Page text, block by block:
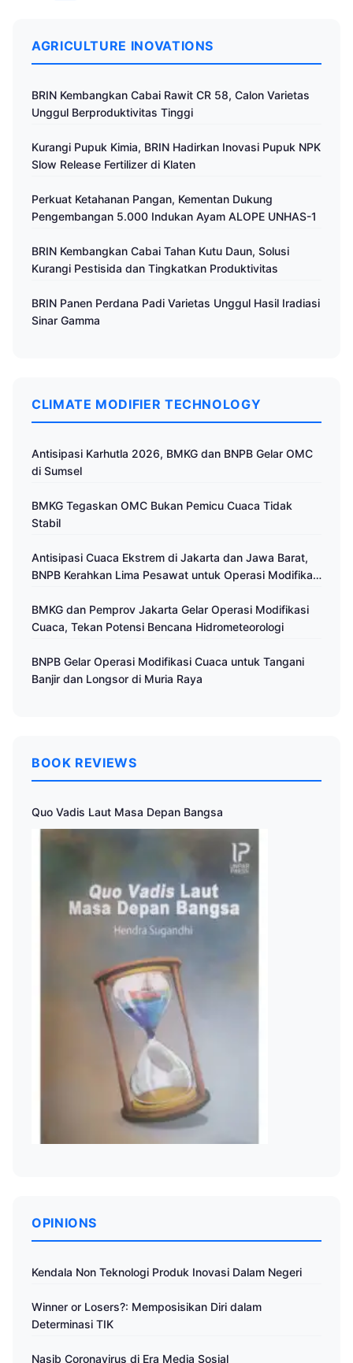
AGRICULTURE INOVATIONS
BRIN Kembangkan Cabai Rawit CR 58, Calon Varietas
Unggul Berproduktivitas Tinggi
Kurangi Pupuk Kimia, BRIN Hadirkan Inovasi Pupuk NPK
Slow Release Fertilizer di Klaten
Perkuat Ketahanan Pangan, Kementan Dukung
Pengembangan 5.000 Indukan Ayam ALOPE UNHAS-1
BRIN Kembangkan Cabai Tahan Kutu Daun, Solusi
Kurangi Pestisida dan Tingkatkan Produktivitas
BRIN Panen Perdana Padi Varietas Unggul Hasil Iradiasi
Sinar Gamma
CLIMATE MODIFIER TECHNOLOGY
Antisipasi Karhutla 2026, BMKG dan BNPB Gelar OMC
di Sumsel
BMKG Tegaskan OMC Bukan Pemicu Cuaca Tidak
Stabil
Antisipasi Cuaca Ekstrem di Jakarta dan Jawa Barat,
BNPB Kerahkan Lima Pesawat untuk Operasi Modifikasi
BMKG dan Pemprov Jakarta Gelar Operasi Modifikasi
Cuaca, Tekan Potensi Bencana Hidrometeorologi
BNPB Gelar Operasi Modifikasi Cuaca untuk Tangani
Banjir dan Longsor di Muria Raya
BOOK REVIEWS
Quo Vadis Laut Masa Depan Bangsa
OPINIONS
Kendala Non Teknologi Produk Inovasi Dalam Negeri
Winner or Losers?: Memposisikan Diri dalam
Determinasi TIK
Nasib Coronavirus di Era Media Sosial